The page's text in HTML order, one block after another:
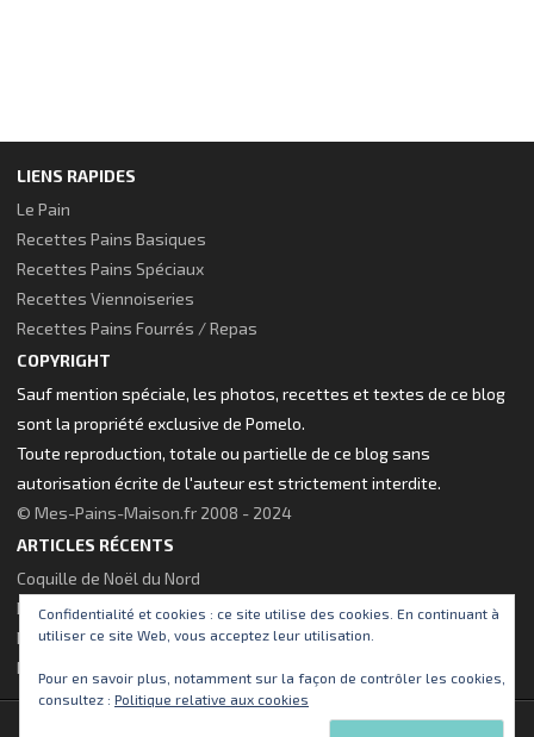
Confidentialité et cookies : ce site utilise des cookies. En continuant à
utiliser ce site Web, vous acceptez leur utilisation.
Pour en savoir plus, notamment sur la façon de contrôler les cookies,
consultez : Politique relative aux cookies
LIENS RAPIDES
Le Pain
Recettes Pains Basiques
Recettes Pains Spéciaux
Recettes Viennoiseries
Recettes Pains Fourrés / Repas
COPYRIGHT
Sauf mention spéciale, les photos, recettes et textes de ce blog
sont la propriété exclusive de Pomelo.
Toute reproduction, totale ou partielle de ce blog sans
autorisation écrite de l'auteur est strictement interdite.
© Mes-Pains-Maison.fr 2008 - 2024
ARTICLES RÉCENTS
Coquille de Noël du Nord
Brioche à la fleur d’oranger
Pains Poêlés pour le gouter
Nouveau thème visuel pour le site !